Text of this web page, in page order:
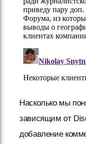
Насколько мы
зависящим от
добавление